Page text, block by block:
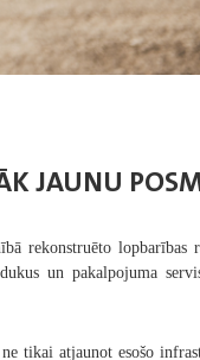
JAUNU
rekonstruēto lopbarības
un pakalpojuma
tikai atjaunot esošo